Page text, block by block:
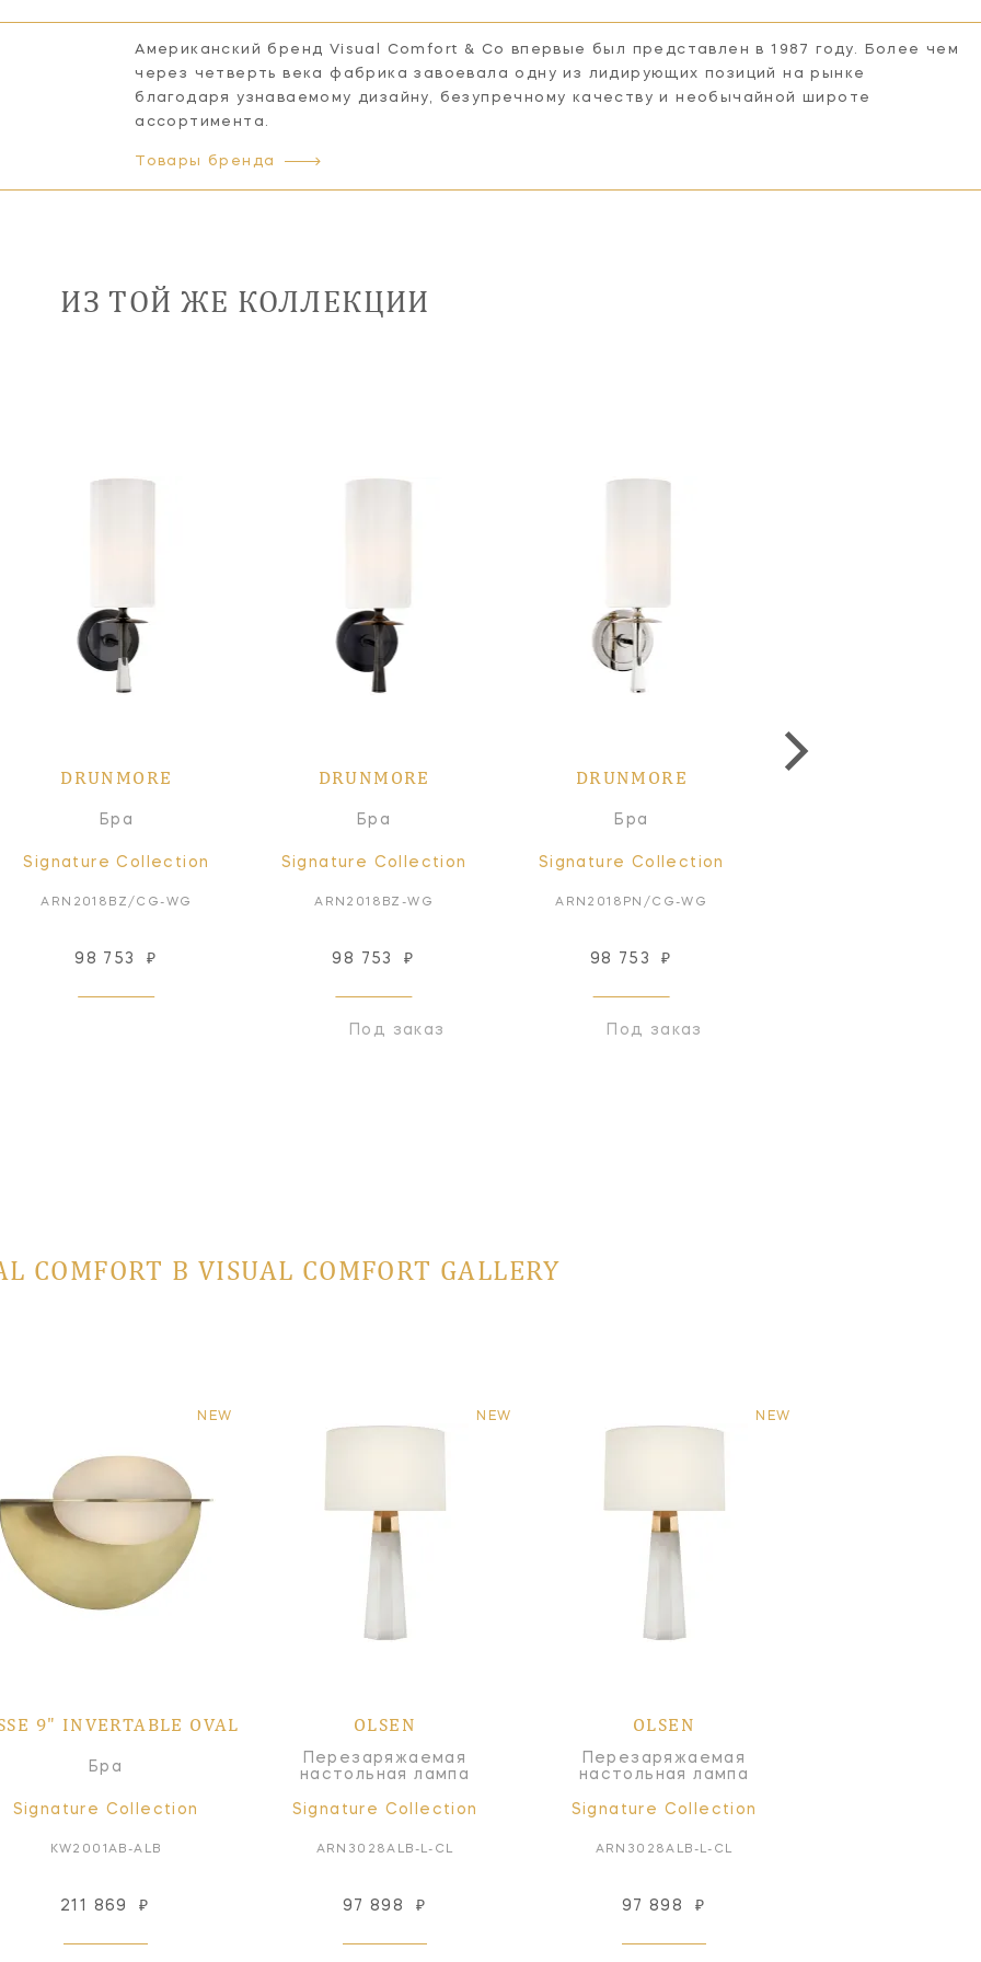
Американский бренд Visual Comfort & Co впервые был представлен в 1987 году. Более чем
через четверть века фабрика завоевала одну из лидирующих позиций на рынке
благодаря узнаваемому дизайну, безупречному качеству и необычайной широте
ассортимента.
Товары бренда
ИЗ ТОЙ ЖЕ КОЛЛЕКЦИИ
DRUNMORE
Бра
Signature Collection
ARN2018BZ/CG-WG
98 753 ₽
DRUNMORE
Бра
Signature Collection
ARN2018BZ-WG
98 753 ₽
Под заказ
DRUNMORE
Бра
Signature Collection
ARN2018PN/CG-WG
98 753 ₽
Под заказ
COMFORT В VISUAL COMFORT GALLERY
NEW
9" INVERTABLE OVAL
Бра
Signature Collection
KW2001AB-ALB
211 869 ₽
NEW
OLSEN
Перезаряжаемая
настольная лампа
Signature Collection
ARN3028ALB-L-CL
97 898 ₽
NEW
OLSEN
Перезаряжаемая
настольная лампа
Signature Collection
ARN3028ALB-L-CL
97 898 ₽